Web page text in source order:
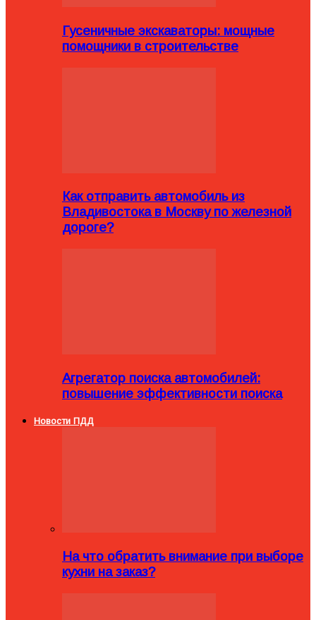
Гусеничные экскаваторы: мощные
помощники в строительстве
Как отправить автомобиль из
Владивостока в Москву по железной
дороге?
Агрегатор поиска автомобилей:
повышение эффективности поиска
Новости ПДД
На что обратить внимание при выборе
кухни на заказ?